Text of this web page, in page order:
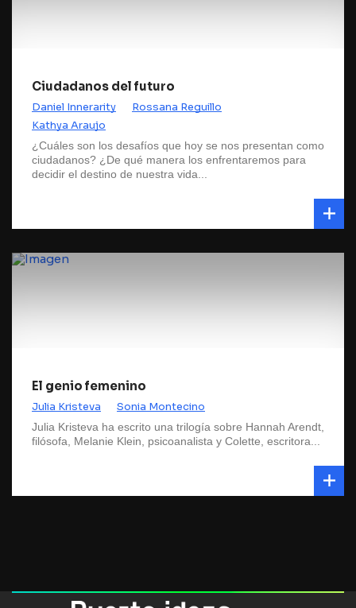
Ciudadanos del futuro
Daniel Innerarity
Rossana Reguillo
Kathya Araujo
¿Cuáles son los desafíos que hoy se nos presentan como
ciudadanos? ¿De qué manera los enfrentaremos para
decidir el destino de nuestra vida...
El genio femenino
Julia Kristeva Sonia Montecino
Julia Kristeva ha escrito una trilogía sobre Hannah Arendt,
filósofa, Melanie Klein, psicoanalista y Colette, escritora...